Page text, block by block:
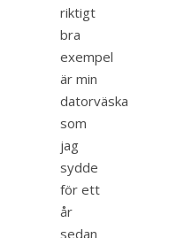
riktigt
bra
exempel
är min
datorväska
som
jag
sydde
för ett
år
sedan